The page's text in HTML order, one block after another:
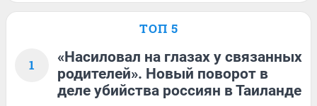
ТОП 5
1
«Насиловал на глазах у связанных
родителей». Новый поворот в
деле убийства россиян в Таиланде